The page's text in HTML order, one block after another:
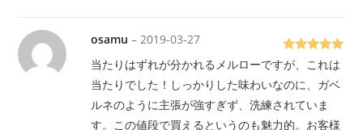
5段階で5
の評価
osamu– 2019-03-27
当たりはずれが分かれるメルローですが、これは
当たりでした！しっかりした味わいなのに、ガベ
ルネのように主張が強すぎず、洗練されていま
す。この値段で買えるというのも魅力的。お客様